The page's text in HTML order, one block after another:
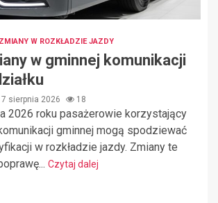
ZMIANY W ROZKŁADZIE JAZDY
w gminnej komunikacji
7 sierpnia 2026 18
2026 roku pasażerowie korzystający
gminnej mogą spodziewać
w rozkładzie jazdy. Zmiany te
Czytaj dalej